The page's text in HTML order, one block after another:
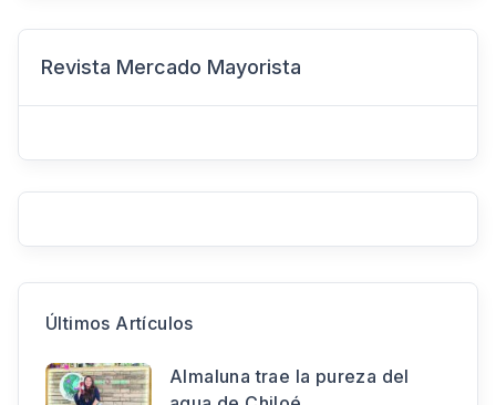
Revista Mercado Mayorista
Últimos Artículos
Almaluna trae la pureza del